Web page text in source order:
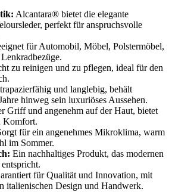
Alcantara® bietet die elegante
perfekt für anspruchsvolle
für Automobil, Möbel, Polstermöbel,
zu reinigen und zu pflegen, ideal für den
und langlebig, behält
hinweg sein luxuriöses Aussehen.
Griff und angenehm auf der Haut, bietet
Komfort.
für ein angenehmes Mikroklima, warm
im Sommer.
Ein nachhaltiges Produkt, das modernen
für Qualität und Innovation, mit
italienischen Design und Handwerk.